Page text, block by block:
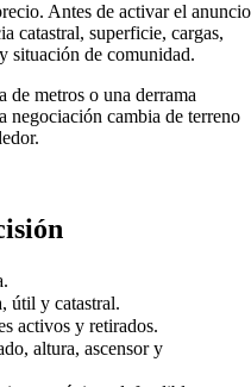
Antes de activar el anuncio
catastral, superficie, cargas,
situación de comunidad.
de metros o una derrama
negociación cambia de terreno
útil y catastral.
activos y retirados.
altura, ascensor y